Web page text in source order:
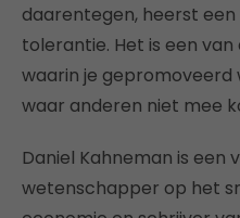
daarentegen, heerst
tolerantie. Het is een
waarin je
waar anderen niet mee
Daniel Kahneman is een
wetenschapper op het